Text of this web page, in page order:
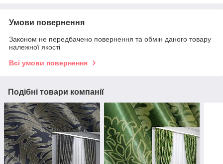
Умови повернення
Законом не передбачено повернення та обмін даного товару
належної якості
Всі умови повернення
Подібні товари компанії